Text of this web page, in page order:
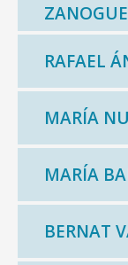
RAFAEL
MARÍA
MARÍA
BERNAT